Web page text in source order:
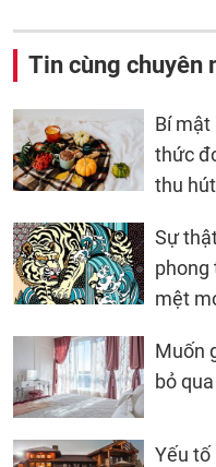
Tin cùng chuyên
Bí mật
thức
thu
Sự
phong
mệt
Muốn
bỏ
Yếu tố